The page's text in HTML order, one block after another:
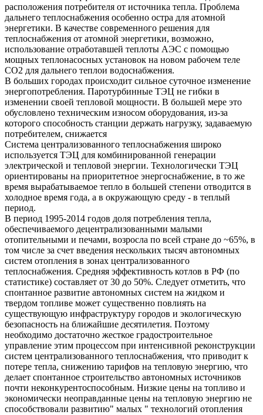
расположения потребителя от источника тепла. Проблема
дальнего теплоснабжения особенно остра для атомной
энергетики. В качестве современного решения для
теплоснабжения от атомной энергетики, возможно,
использование отработавшей теплоты АЭС с помощью
мощных теплонасосных установок на новом рабочем теле
CO2 для дальнего теплои водоснабжения.
В больших городах происходит сильное суточное изменение
энергопотребления. Паротурбинные ТЭЦ не гибки в
изменении своей тепловой мощности. В большей мере это
обусловлено техническим износом оборудования, из-за
которого способность станции держать нагрузку, задаваемую
потребителем, снижается
Система централизованного теплоснабжения широко
используется ТЭЦ для комбинированной генерации
электрической и тепловой энергии. Технологически ТЭЦ
ориентированы на приоритетное энергоснабжение, в то же
время вырабатываемое тепло в большей степени отводится в
холодное время года, а в окружающую среду - в теплый
период.
В период 1995-2014 годов доля потребления тепла,
обеспечиваемого децентрализованными малыми
отопительными и печами, возросла по всей стране до ~65%, в
том числе за счет введения нескольких тысяч автономных
систем отопления в зонах централизованного
теплоснабжения. Средняя эффективность котлов в РФ (по
статистике) составляет от 30 до 50%. Следует отметить, что
спонтанное развитие автономных систем на жидком и
твердом топливе может существенно повлиять на
существующую инфраструктуру городов и экологическую
безопасность на ближайшие десятилетия. Поэтому
необходимо достаточно жесткое градостроительное
управление этим процессом при интенсивной реконструкции
систем централизованного теплоснабжения, что приводит к
потере тепла, снижению тарифов на тепловую энергию, что
делает спонтанное строительство автономных источников
почти неконкурентоспособным. Низкие цены на топливо и
экономически неоправданные цены на тепловую энергию не
способствовали развитию" малых " технологий отопления